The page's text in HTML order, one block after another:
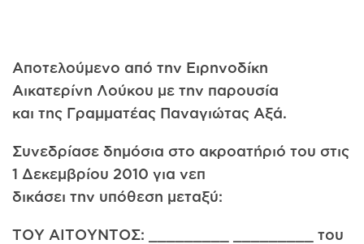
Αποτελούμενο από την Ειρηνοδίκη
Αικατερίνη Λούκου με την παρουσία
και της Γραμματέας Παναγιώτας Αξά.
Συνεδρίασε δημόσια στο ακροατήριό του στις
1 Δεκεμβρίου 2010 για νεπ
δικάσει την υπόθεση μεταξύ:
ΤΟΥ ΑΙΤΟΥΝΤΟΣ: _________ _________ του